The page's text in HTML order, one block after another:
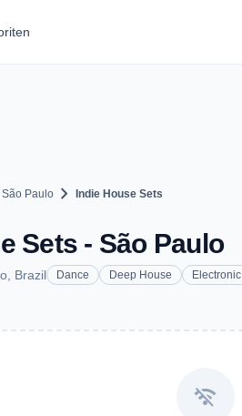
São Paulo chevron_right Indie House Sets
Sets - São Paulo
Brazil Dance Deep House Electronic
wifi_off